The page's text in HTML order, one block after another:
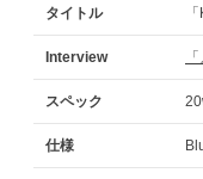
タイトル
Interview
スペック
仕様